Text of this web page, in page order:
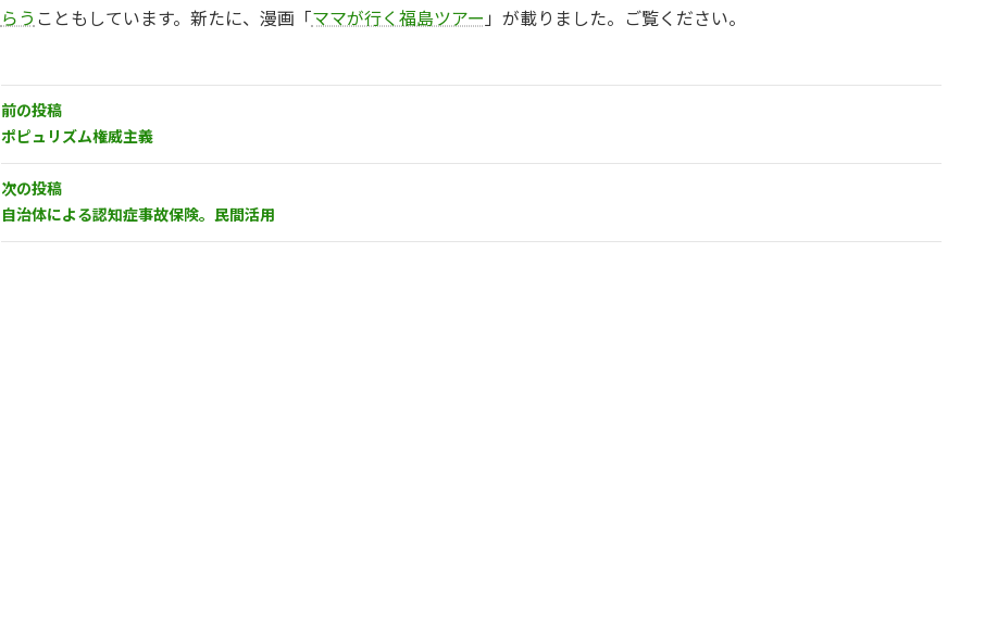
らう こともしています。新たに、漫画「ママが行く福島ツアー 」が載りました。ご覧ください。
前の投稿
ポピュリズム権威主義
次の投稿
自治体による認知症事故保険。民間活用